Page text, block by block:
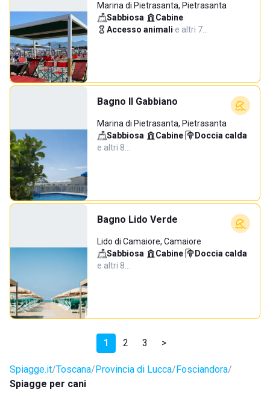
Marina di Pietrasanta, Pietrasanta
Sabbiosa· Cabine·
Accesso animali·e altri 7…
Bagno Il Gabbiano
Marina di Pietrasanta, Pietrasanta
Sabbiosa· Cabine· Doccia calda·
e altri 8…
Bagno Lido Verde
Lido di Camaiore, Camaiore
Sabbiosa· Cabine· Doccia calda·
e altri 8…
1 2 3 >
Spiagge.it Toscana Provincia di Lucca Fosciandora
Spiagge per cani